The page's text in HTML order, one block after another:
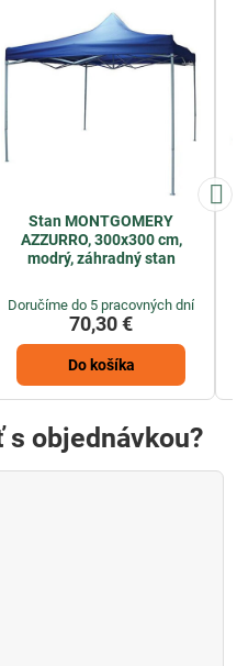
Stan MONTGOMERY
AZZURRO, 300x300 cm,
modrý, záhradný stan
Doručíme do 5 pracovných dní
70,30 €
Do košíka
objednávkou?